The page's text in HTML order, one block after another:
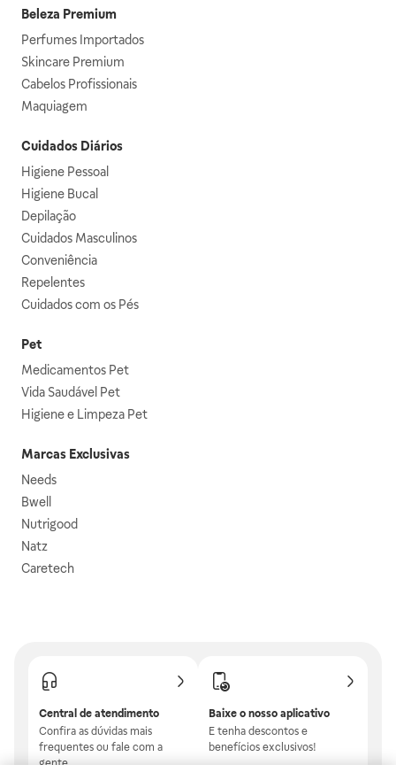
Beleza Premium
Perfumes Importados
Skincare Premium
Cabelos Profissionais
Maquiagem
Cuidados Diários
Higiene Pessoal
Higiene Bucal
Depilação
Cuidados Masculinos
Conveniência
Repelentes
Cuidados com os Pés
Pet
Medicamentos Pet
Vida Saudável Pet
Higiene e Limpeza Pet
Marcas Exclusivas
Needs
Bwell
Nutrigood
Natz
Caretech
Central de atendimento
Confira as dúvidas mais
frequentes ou fale com a
gente.
Baixe o nosso aplicativo
E tenha descontos e
benefícios exclusivos!